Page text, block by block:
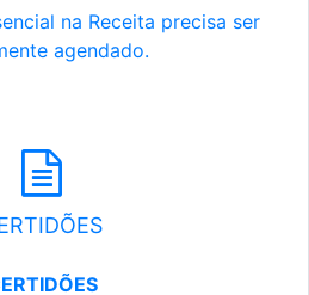
na Receita precisa ser
agendado.